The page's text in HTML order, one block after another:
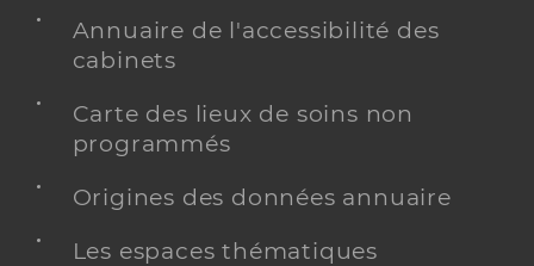
Annuaire de l'accessibilité des
cabinets
Carte des lieux de soins non
programmés
Origines des données annuaire
Les espaces thématiques